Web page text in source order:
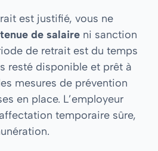
est justifié, vous ne
de salaire ni sanction
de retrait est du temps
resté disponible et prêt à
mesures de prévention
en place. L’employeur
temporaire sûre,